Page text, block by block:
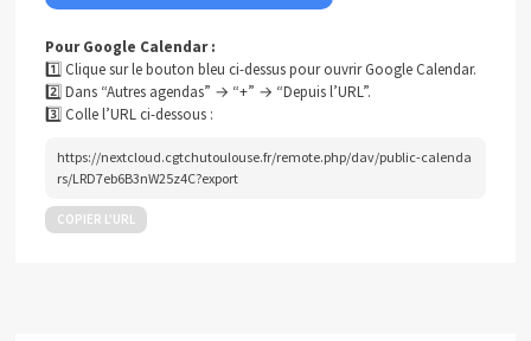
Pour Google Calendar :
1️⃣ Clique sur le bouton bleu ci-dessus pour ouvrir Google Calendar.
2️⃣ Dans “Autres agendas” → “+” → “Depuis l’URL”.
3️⃣ Colle l’URL ci-dessous :
https://nextcloud.cgtchutoulouse.fr/remote.php/dav/public-calenda
rs/LRD7eb6B3nW25z4C?export
COPIER L’URL